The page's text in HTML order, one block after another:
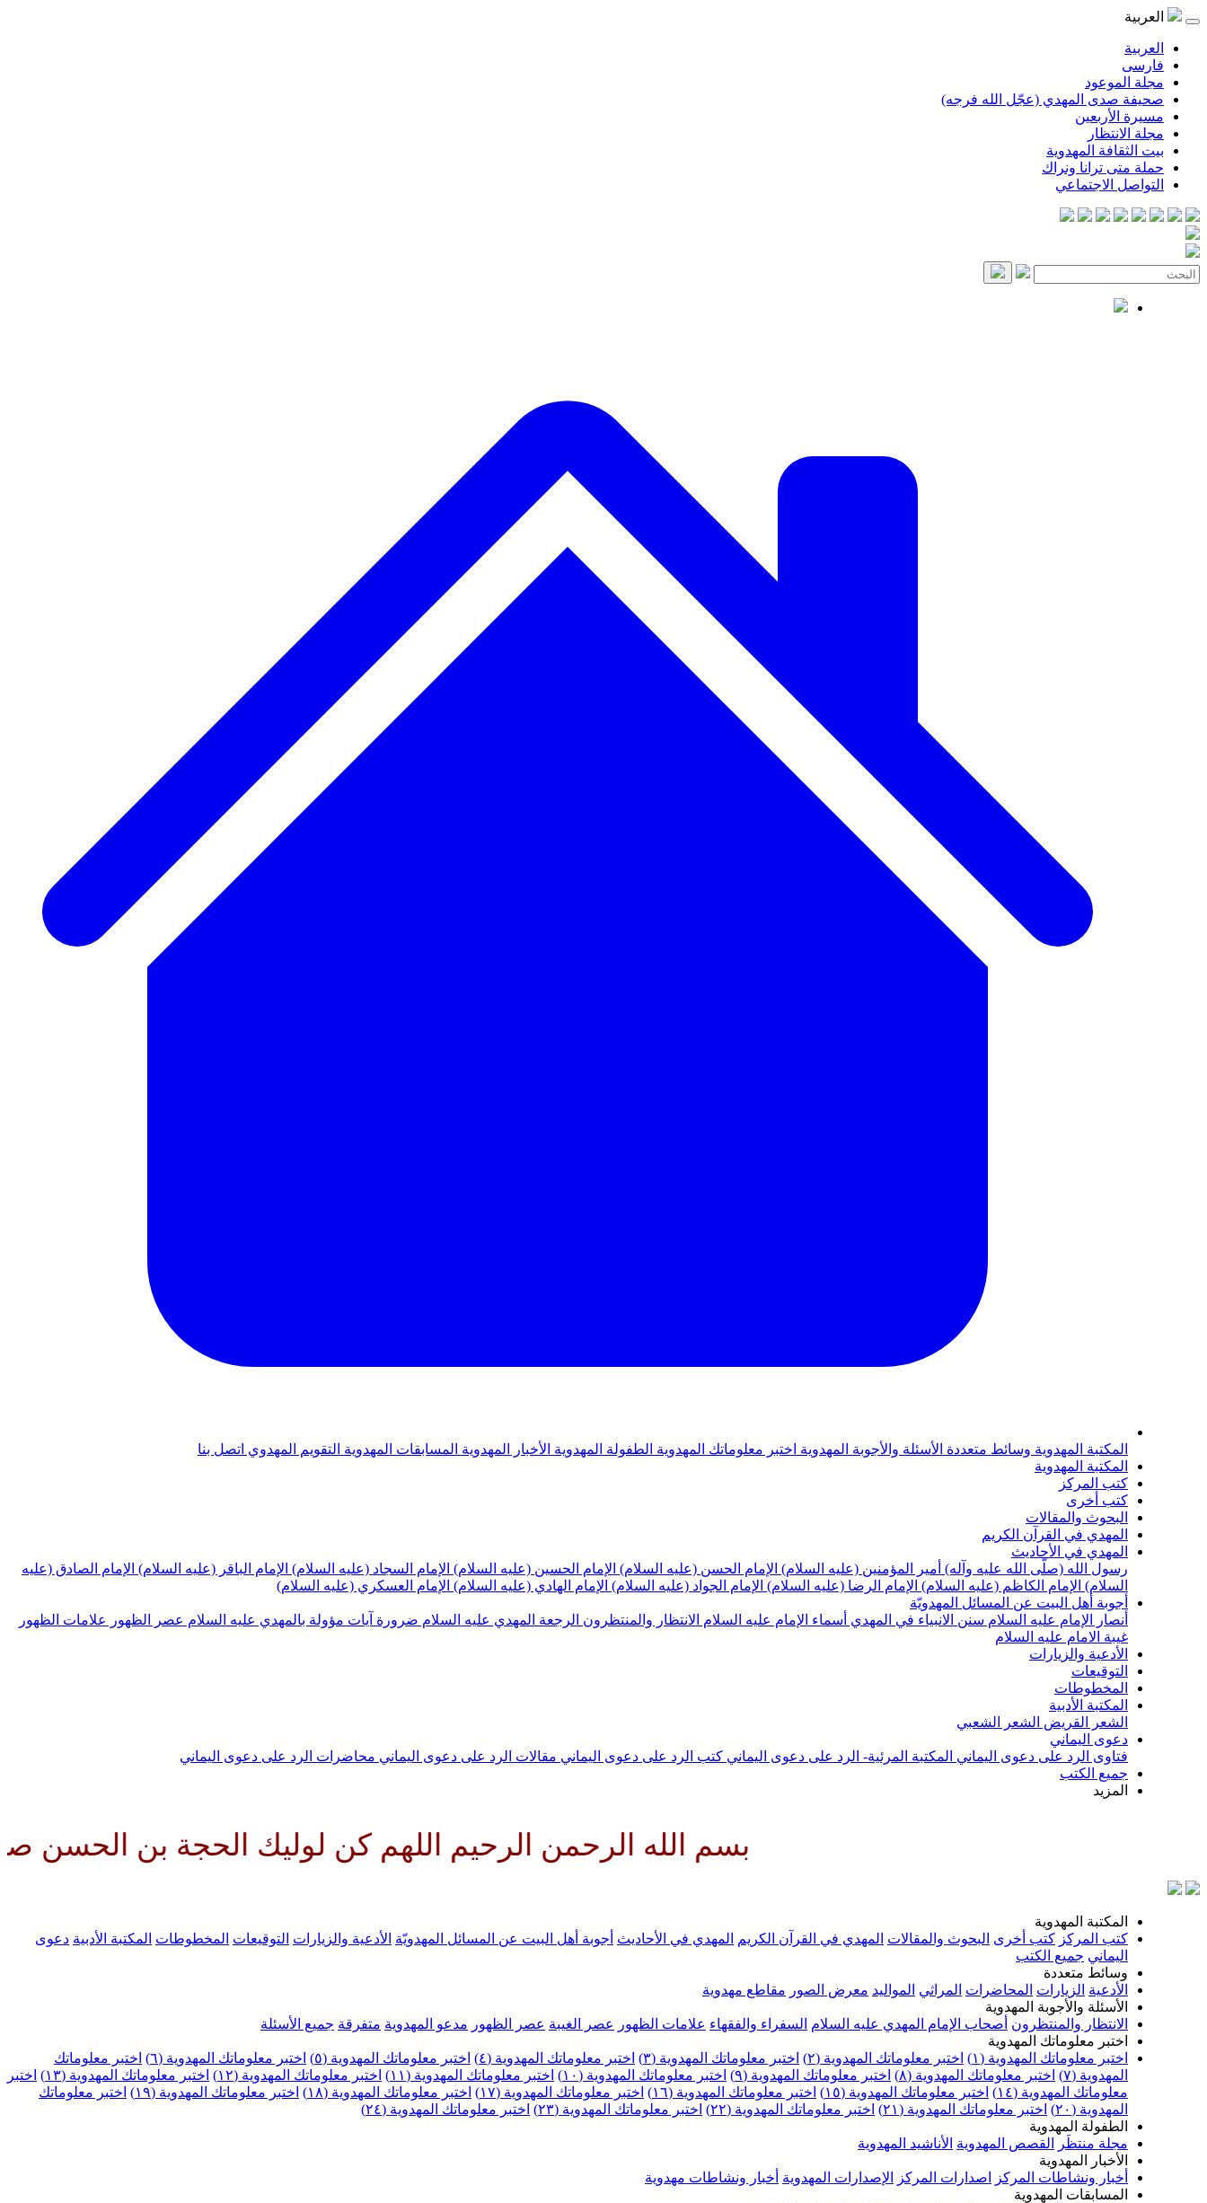
العربية
العربية
فارسی
مجلة الموعود
صحيفة صدى المهدي (عجّل الله فرجه)
مسيرة الأربعين
مجلة الانتظار
بيت الثقافة المهدوية
حملة متى ترانا ونراك
التواصل الاجتماعي
المكتبة المهدوية وسائط متعددة الأسئلة والأجوبة المهدوية اختبر معلوماتك المهدوية الطفولة المهدوية الأخبار المهدوية المسابقات المهدوية التقويم المهدوي اتصل بنا
المكتبة المهدوية
كتب المركز
كتب أخرى
البحوث والمقالات
المهدي في القرآن الكريم
المهدي في الأحاديث
رسول الله (صلّى الله عليه وآله) أمير المؤمنين (عليه السلام) الإمام الحسن (عليه السلام) الإمام الحسين (عليه السلام) الإمام السجاد (عليه السلام) الإمام الباقر (عليه السلام) الإمام الصادق (عليه
السلام) الإمام الكاظم (عليه السلام) الإمام الرضا (عليه السلام) الإمام الجواد (عليه السلام) الإمام الهادي (عليه السلام) الإمام العسكري (عليه السلام)
أجوبة أهل البيت عن المسائل المهدويّة
أنصار الإمام عليه السلام سنن الانبياء في المهدي أسماء الإمام عليه السلام الانتظار والمنتظرون الرجعة المهدي عليه السلام ضرورة آيات مؤولة بالمهدي عليه السلام عصر الظهور
علامات الظهور
غيبة الامام عليه السلام
الأدعية والزيارات
التوقيعات
المخطوطات
المكتبة الأدبية
الشعر القريض الشعر الشعبي
دعوى اليماني
فتاوى الرد على دعوى اليماني المكتبة المرئية- الرد على دعوى اليماني كتب الرد على دعوى اليماني مقالات الرد على دعوى اليماني محاضرات الرد على دعوى اليماني
جميع الكتب
المزيد
بسم الله الرحمن الرحيم اللهم كن لوليك الحجة بن الحسن صلواتك
المكتبة المهدوية
كتب المركز كتب أخرى البحوث والمقالات المهدي في القرآن الكريم المهدي في الأحاديث أجوبة أهل البيت عن المسائل المهدويّة الأدعية والزيارات التوقيعات المخطوطات المكتبة الأدبية دعوى
اليماني جميع الكتب
وسائط متعددة
الأدعية الزيارات المحاضرات المراثي المواليد معرض الصور مقاطع مهدوية
الأسئلة والأجوبة المهدوية
الانتظار والمنتظرون أصحاب الإمام المهدي عليه السلام السفراء والفقهاء علامات الظهور عصر الغيبة عصر الظهور مدعو المهدوية متفرقة جميع الأسئلة
اختبر معلوماتك المهدوية
اختبر معلوماتك المهدوية (١)
اختبر معلوماتك المهدوية (٢) اختبر معلوماتك المهدوية (٣) اختبر معلوماتك المهدوية (٤) اختبر معلوماتك المهدوية (٥) اختبر معلوماتك المهدوية (٦)
اختبر معلوماتك
المهدوية (٧)
اختبر معلوماتك المهدوية (٨) اختبر معلوماتك المهدوية (٩) اختبر معلوماتك المهدوية (١٠) اختبر معلوماتك المهدوية (١١) اختبر معلوماتك المهدوية (١٢) اختبر معلوماتك المهدوية (١٣)
اختبر
معلوماتك المهدوية (١٤)
اختبر معلوماتك المهدوية (١٥) اختبر معلوماتك المهدوية (١٦) اختبر معلوماتك المهدوية (١٧) اختبر معلوماتك المهدوية (١٨) اختبر معلوماتك المهدوية (١٩)
اختبر معلوماتك
المهدوية (٢٠)
اختبر معلوماتك المهدوية (٢١) اختبر معلوماتك المهدوية (٢٢) اختبر معلوماتك المهدوية (٢٣)
اختبر معلوماتك المهدوية (٢٤)
الطفولة المهدوية
مجلة منتظَر
القصص المهدوية الأناشيد المهدوية
الأخبار المهدوية
أخبار ونشاطات المركز
اصدارات المركز الإصدارات المهدوية أخبار ونشاطات مهدوية
المسابقات المهدوية